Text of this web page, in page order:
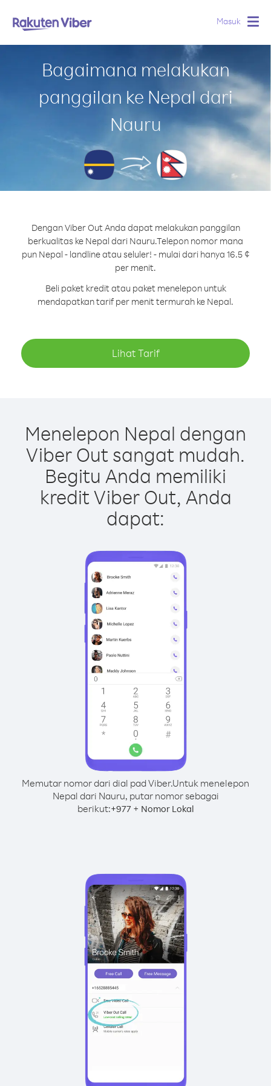
Masuk
Bagaimana melakukan
panggilan ke Nepal dari
Nauru
Dengan Viber Out Anda dapat melakukan panggilan
berkualitas ke Nepal dari Nauru.Telepon nomor mana
pun Nepal - landline atau seluler! - mulai dari hanya 16.5 ¢
per menit.
Beli paket kredit atau paket menelepon untuk
mendapatkan tarif per menit termurah ke Nepal.
Lihat Tarif
Menelepon Nepal dengan
Viber Out sangat mudah.
Begitu Anda memiliki
kredit Viber Out, Anda
dapat:
Memutar nomor dari dial pad Viber.Untuk menelepon
Nepal dari Nauru, putar nomor sebagai
berikut:+977+ Nomor Lokal